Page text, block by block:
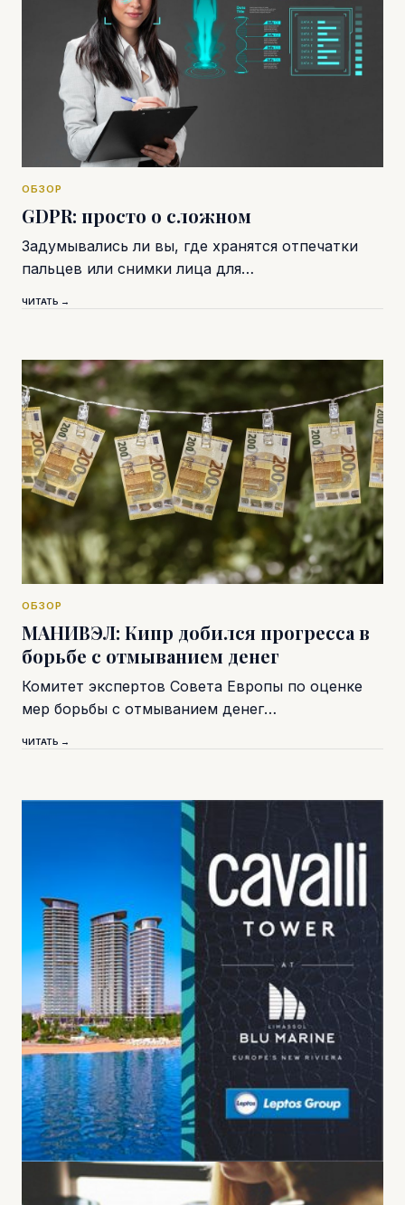
ОБЗОР
GDPR: просто о сложном
Задумывались ли вы, где хранятся отпечатки
пальцев или снимки лица для…
ЧИТАТЬ →
ОБЗОР
МАНИВЭЛ: Кипр добился прогресса в
борьбе с отмыванием денег
Комитет экспертов Совета Европы по оценке
мер борьбы с отмыванием денег…
ЧИТАТЬ →